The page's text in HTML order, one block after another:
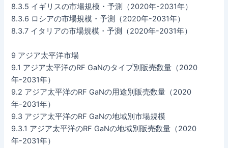
8.3.5 イギリスの市場規模・予測（2020年-2031年）
8.3.6 ロシアの市場規模・予測（2020年-2031年）
8.3.7 イタリアの市場規模・予測（2020年-2031年）
9 アジア太平洋市場
9.1 アジア太平洋のRF GaNのタイプ別販売数量（2020
年-2031年）
9.2 アジア太平洋のRF GaNの用途別販売数量（2020
年-2031年）
9.3 アジア太平洋のRF GaNの地域別市場規模
9.3.1 アジア太平洋のRF GaNの地域別販売数量（2020
年-2031年）